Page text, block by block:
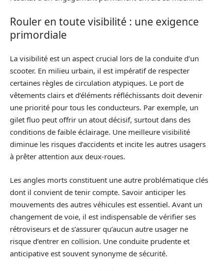
Rouler en toute visibilité : une exigence
primordiale
La visibilité est un aspect crucial lors de la conduite d’un
scooter. En milieu urbain, il est impératif de respecter
certaines règles de circulation atypiques. Le port de
vêtements clairs et d’éléments réfléchissants doit devenir
une priorité pour tous les conducteurs. Par exemple, un
gilet fluo peut offrir un atout décisif, surtout dans des
conditions de faible éclairage. Une meilleure visibilité
diminue les risques d’accidents et incite les autres usagers
à prêter attention aux deux-roues.
Les angles morts constituent une autre problématique clés
dont il convient de tenir compte. Savoir anticiper les
mouvements des autres véhicules est essentiel. Avant un
changement de voie, il est indispensable de vérifier ses
rétroviseurs et de s’assurer qu’aucun autre usager ne
risque d’entrer en collision. Une conduite prudente et
anticipative est souvent synonyme de sécurité.